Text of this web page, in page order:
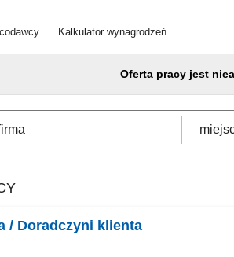
Kalkulator wynagrodzeń
Oferta pracy jest
/ Doradczyni klienta